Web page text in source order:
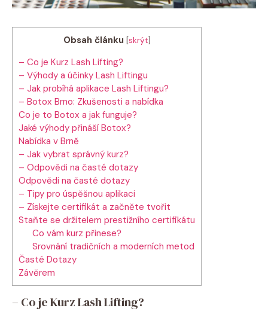
Obsah článku [skrýt]
– Co je Kurz Lash Lifting?
– Výhody a účinky Lash Liftingu
– Jak probíhá aplikace Lash Liftingu?
– Botox Brno: Zkušenosti a nabídka
Co je to Botox a jak funguje?
Jaké výhody přináší Botox?
Nabídka v Brně
– Jak vybrat správný kurz?
– Odpovědi na časté dotazy
Odpovědi na časté dotazy
– Tipy pro úspěšnou aplikaci
– Získejte certifikát a začněte tvořit
Staňte se držitelem prestižního certifikátu
Co vám kurz přinese?
Srovnání tradičních a moderních metod
Časté Dotazy
Závěrem
– Co je Kurz Lash Lifting?